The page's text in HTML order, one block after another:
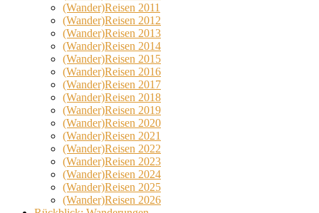
(Wander)Reisen 2011
(Wander)Reisen 2012
(Wander)Reisen 2013
(Wander)Reisen 2014
(Wander)Reisen 2015
(Wander)Reisen 2016
(Wander)Reisen 2017
(Wander)Reisen 2018
(Wander)Reisen 2019
(Wander)Reisen 2020
(Wander)Reisen 2021
(Wander)Reisen 2022
(Wander)Reisen 2023
(Wander)Reisen 2024
(Wander)Reisen 2025
(Wander)Reisen 2026